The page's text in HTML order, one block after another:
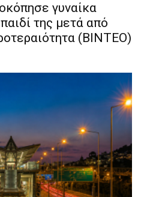
γυναίκα
της μετά από
(ΒΙΝΤΕΟ)